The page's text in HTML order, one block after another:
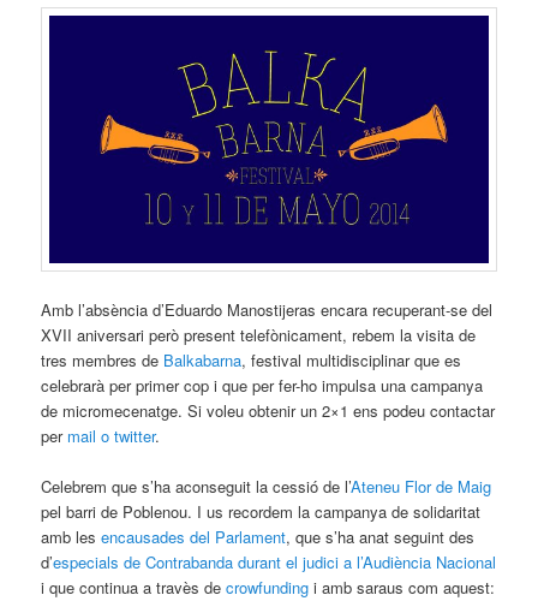
Amb l’absència d’Eduardo Manostijeras encara recuperant-se del
XVII aniversari però present telefònicament, rebem la visita de
tres membres de Balkabarna, festival multidisciplinar que es
celebrarà per primer cop i que per fer-ho impulsa una campanya
de micromecenatge. Si voleu obtenir un 2×1 ens podeu contactar
per mail o twitter.
Celebrem que s’ha aconseguit la cessió de l’Ateneu Flor de Maig
pel barri de Poblenou. I us recordem la campanya de solidaritat
amb lesencausades del Parlament, que s’ha anat seguint des
d’especials de Contrabanda durant el judici a l’Audiència Nacional
i que continua a travès decrowfunding i amb saraus com aquest: